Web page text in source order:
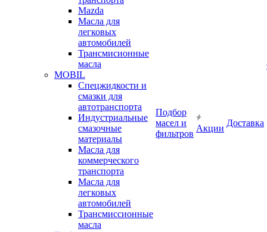
Mazda
Масла для
легковых
автомобилей
Трансмисионные
масла
MOBIL
Cпецжидкости и
смазки для
автотранспорта
Индустриальные
смазочные
материалы
Масла для
коммерческого
транспорта
Масла для
легковых
автомобилей
Трансмиссионные
масла
Подбор
масел и
фильтров
Акции
Доставка